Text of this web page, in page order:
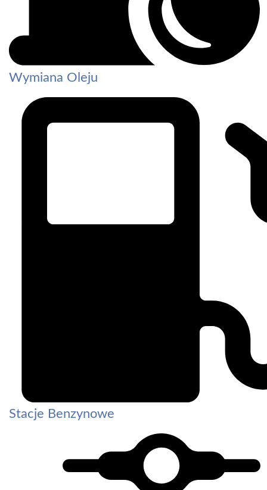
Wymiana Oleju
Stacje Benzynowe